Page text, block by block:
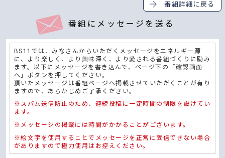
番組詳細に戻る
番組にメッセージを送る
BS11では、みなさんからいただくメッセージをエネルギー源
に、より楽しく、より興味深く、より愛される番組づくりに励み
ます。以下にメッセージを書き込んで、ページ下の「確認画面
へ」ボタンを押してください。
頂いたメッセージは番組ページへ掲載させていただくことが有り
ますので、あらかじめご了承ください。
※スパム送信防止のため、連続投稿に一定時間の制限を設けてい
ます。
※メッセージの掲載には時間がかかることがございます。
※絵文字を使用することでメッセージを正常に受信できない場合
がありますので極力使用はお控えください。